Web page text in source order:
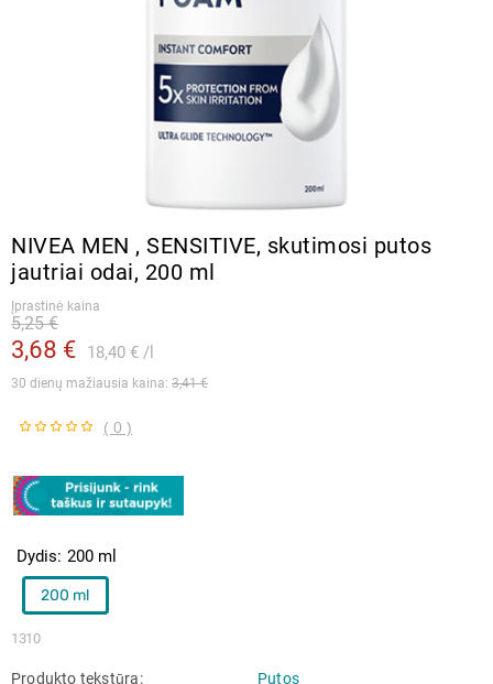
NIVEA MEN , SENSITIVE, skutimosi putos
jautriai odai, 200 ml
Įprastinė kaina
3,68 € 18,40 €
5,25 €
30 dienų mažiausia kaina: 3,41 €
( 0 )
1310
Dydis 200 ml
200 ml
Produkto tekstūra Putos